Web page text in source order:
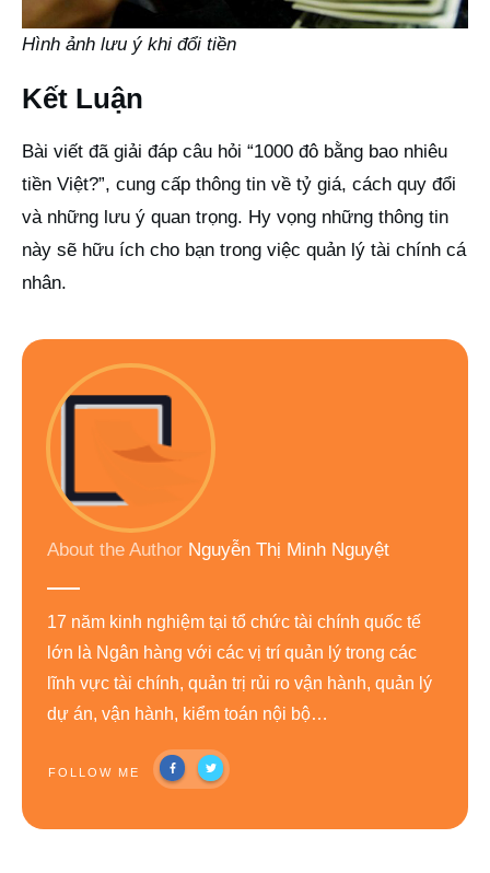
Hình ảnh lưu ý khi đổi tiền
Kết Luận
Bài viết đã giải đáp câu hỏi “1000 đô bằng bao nhiêu
tiền Việt?”, cung cấp thông tin về tỷ giá, cách quy đổi
và những lưu ý quan trọng. Hy vọng những thông tin
này sẽ hữu ích cho bạn trong việc quản lý tài chính cá
nhân.
About the Author Nguyễn Thị Minh Nguyệt
17 năm kinh nghiệm tại tổ chức tài chính quốc tế
lớn là Ngân hàng với các vị trí quản lý trong các
lĩnh vực tài chính, quản trị rủi ro vận hành, quản lý
dự án, vận hành, kiểm toán nội bộ…
FOLLOW ME